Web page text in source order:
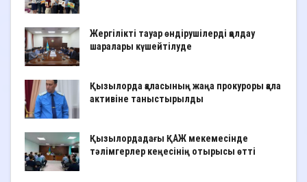
Жергілікті тауар өндірушілерді қолдау
шаралары күшейтілуде
Қызылорда қаласының жаңа прокуроры қала
активіне таныстырылды
Қызылордадағы ҚАЖ мекемесінде
тәлімгерлер кеңесінің отырысы өтті